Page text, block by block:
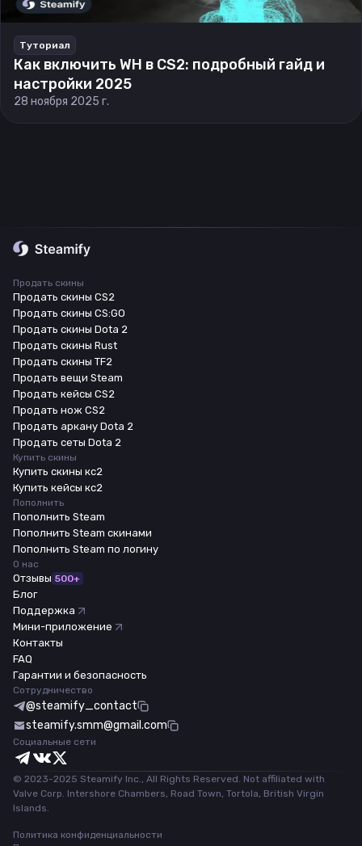
Туториал
Как включить WH в CS2: подробный гайд и
настройки 2025
28 ноября 2025 г.
Продать скины
Продать скины CS2
Продать скины CS:GO
Продать скины Dota 2
Продать скины Rust
Продать скины TF2
Продать вещи Steam
Продать кейсы CS2
Продать нож CS2
Продать аркану Dota 2
Продать сеты Dota 2
Купить скины
Купить скины кс2
Купить кейсы кс2
Пополнить
Пополнить Steam
Пополнить Steam скинами
Пополнить Steam по логину
О нас
Отзывы 500+
Блог
Поддержка
Мини-приложение
Контакты
FAQ
Гарантии и безопасность
Сотрудничество
@steamify_contact
steamify.smm@gmail.com
Социальные сети
© 2023-2025 Steamify Inc., All Rights Reserved. Not affiliated with
Valve Corp. Intershore Chambers, Road Town, Tortola, British Virgin
Islands.
Политика конфиденциальности